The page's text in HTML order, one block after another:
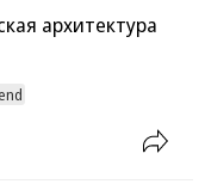
архитектура